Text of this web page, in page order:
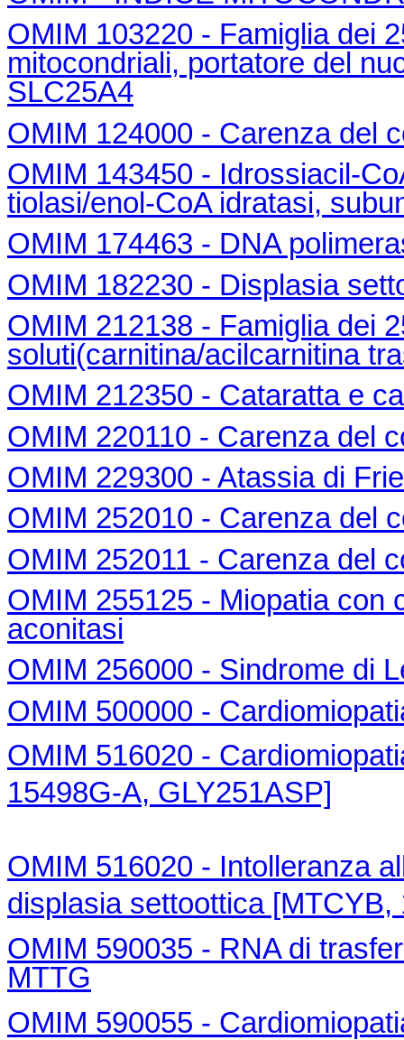
OMIM 103220 - Famiglia dei
mitocondriali, portatore del
SLC25A4
OMIM 124000 - Carenza del
OMIM 143450 - Idrossiacil-
tiolasi/enol-CoA idratasi,
OMIM 174463 - DNA
OMIM 182230 - Displasia
OMIM 212138 - Famiglia dei
soluti(carnitina/acilcarnitina
OMIM 212350 - Cataratta e
OMIM 220110 - Carenza del
OMIM 229300 - Atassia di
OMIM 252010 - Carenza del
OMIM 252011 - Carenza del
OMIM 255125 - Miopatia con
aconitasi
OMIM 256000 - Sindrome di
OMIM 500000 -
OMIM 516020 -
15498G-A, GLY251ASP]
OMIM 516020 - Intolleranza
displasia settoottica
OMIM 590035 - RNA di
MTTG
OMIM 590055 -